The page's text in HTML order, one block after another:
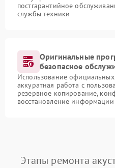
постгарантийное
службы техники
Оригинальные
безопасное
Использование
аккуратная работа с
резервное копирование,
восстановление
Этапы ремонта